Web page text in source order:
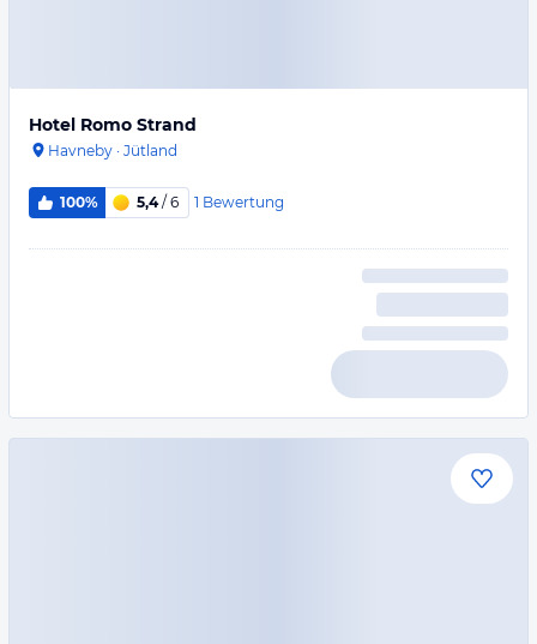
Hotel Romo Strand
Havneby · Jütland
100% 5,4/ 6 1 Bewertung